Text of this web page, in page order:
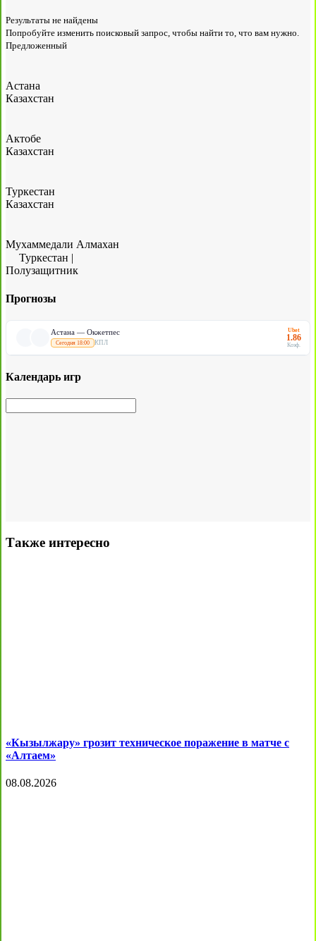
Результаты не найдены
Попробуйте изменить поисковый запрос, чтобы найти то, что вам нужно.
Предложенный
Астана
Казахстан
Актобе
Казахстан
Туркестан
Казахстан
Мухаммедали Алмахан
Туркестан |
Полузащитник
Прогнозы
Астана — Окжетпес
Сегодня 18:00 КПЛ
Ubet
1.86
Коэф.
Календарь игр
Также интересно
«Кызылжару» грозит техническое поражение в матче с
«Алтаем»
08.08.2026